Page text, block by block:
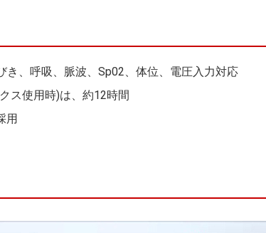
き、呼吸、脈波、Sp02、体位、電圧入力対応
ス使用時)は、約12時間
用